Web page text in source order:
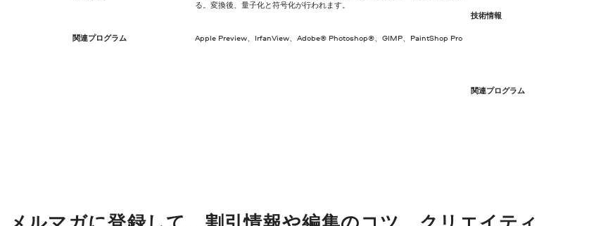
る。変換後、量子化と符号化が行われます。
関連プログラム Apple Preview、IrfanView、Adobe® Photoshop®、GIMP、PaintShop Pro
技術情報
関連プログラム